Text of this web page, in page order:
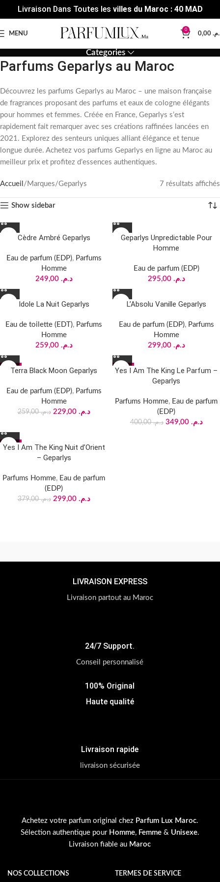
Livraison Dans Toutes les villes du Maroc : 40 MAD
MENU
0
Categories
Parfums Geparlys au Maroc
Découvrez les parfums Geparlys au Maroc – une maison française
de fragrances proposant des parfums et eaux de cologne élégants
pour hommes et femmes. Créée en France, Geparlys s’est
rapidement fait remarquer avec ses créations raffinées lancées en
2021. Explorez des senteurs uniques alliant élégance et tenue
longue durée. Achetez vos parfums Geparlys en ligne au Maroc au
meilleur prix et profitez d’essences authentiques.
Accueil Marques Geparlys 7 résultats affichés
Show sidebar
Cèdre Ambré Geparlys
Eau de parfum (EDP), Parfums
Homme
د.م. 249,00
Geparlys Unpredictable Pour
Homme
Eau de parfum (EDP)
د.م. 295,00
Idole La Nuit Geparlys
Eau de toilette (EDT), Parfums
Homme
د.م. 259,00
L’Absolu Vanille Geparlys
Eau de parfum (EDP), Parfums
Homme
د.م. 299,00
-12%
Terra Black Moon Geparlys
Eau de parfum (EDP), Parfums
Homme
د.م.259,00 د.م. 229,00
-13%
Yes I Am The King Le Parfum –
Geparlys
Parfums Homme, Eau de parfum
(EDP)
د.م.400,00 د.م. 349,00
-21%
Yes I Am The King Nuit d’Orient
– Geparlys
Parfums Homme, Eau de parfum
(EDP)
د.م.379,00 د.م. 299,00
LIVRAISON EXPRESS
Livraison partout au Maroc
24/7 Support.
Conseil personnalisé
100% Original
Haute qualité
Livraison rapide
livraison sécurisée
Achetez votre parfum original chez Parfum Lux Maroc.
Sélection authentique pour Homme, Femme& Unisexe.
Livraison fiable au Maroc
NOS COLLECTIONS TERMES DE SERVICE